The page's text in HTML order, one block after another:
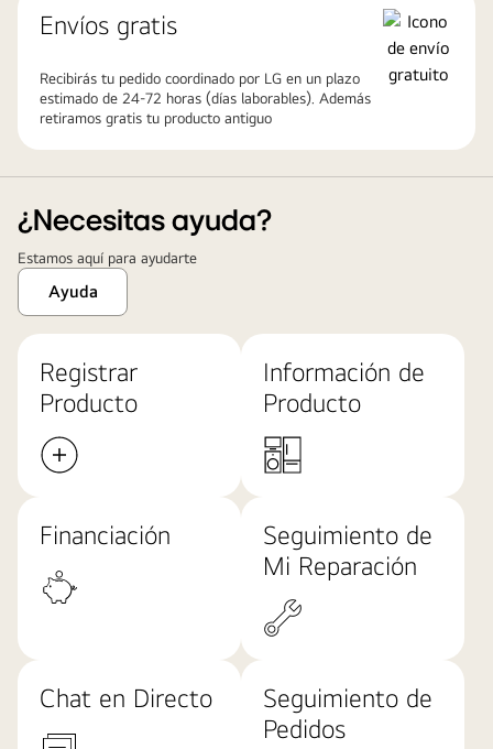
Envíos gratis
Recibirás tu pedido coordinado por LG en un plazo
estimado de 24-72 horas (días laborables). Además
retiramos gratis tu producto antiguo
¿Necesitas ayuda?
Estamos aquí para ayudarte
Ayuda
Registrar
Producto
Información de
Producto
Financiación
Seguimiento de
Mi Reparación
Chat en Directo
Seguimiento de
Pedidos